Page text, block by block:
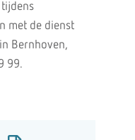
met de dienst
Bernhoven,
99.